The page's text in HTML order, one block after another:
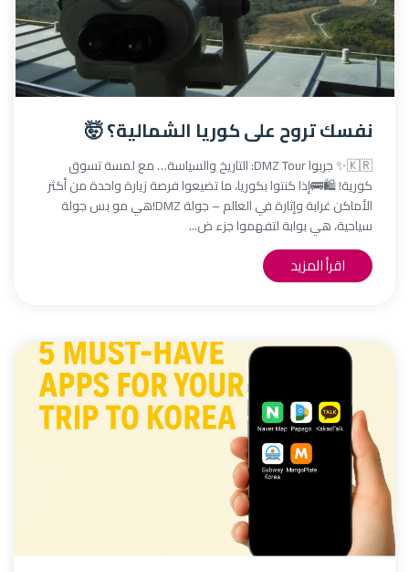
نفسك تروح على كوريا الشمالية؟ 🤯
🇰🇷✨ جربوا DMZ Tour: التاريخ والسياسة… مع لمسة تسوق
كورية! 🛍️🚌إذا كنتوا بكوريا، ما تضيعوا فرصة زيارة واحدة من أكثر
الأماكن غرابة وإثارة في العالم – جولة DMZ!هي مو بس جولة
سياحية، هي بوابة لتفهموا جزء ض...
اقرأ المزيد